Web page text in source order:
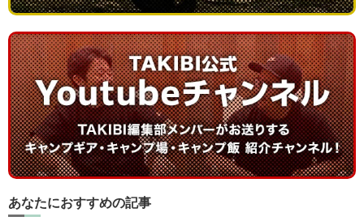
あなたにおすすめの記事